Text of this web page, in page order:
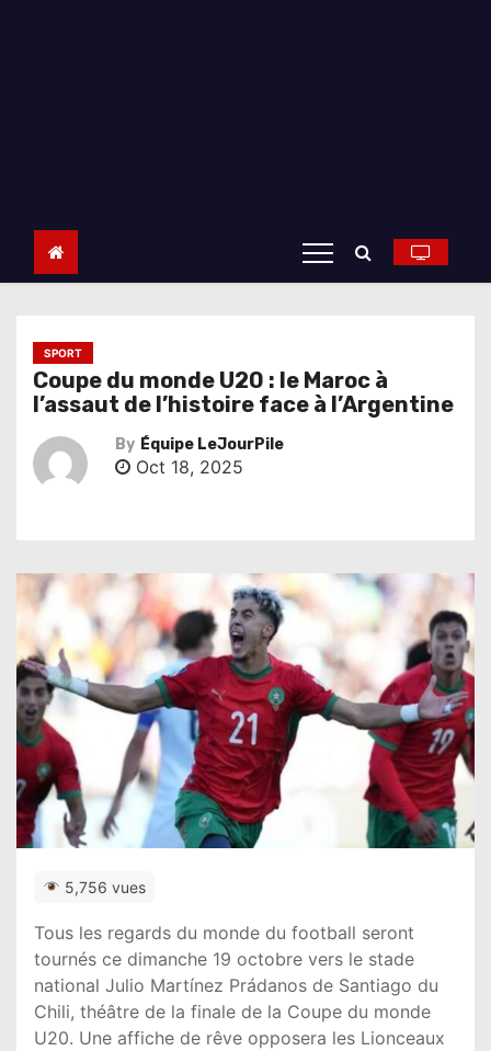
SPORT
Coupe du monde U20 : le Maroc à
l’assaut de l’histoire face à l’Argentine
By Équipe LeJourPile
Oct 18, 2025
5,756 vues
Tous les regards du monde du football seront
tournés ce dimanche 19 octobre vers le stade
national Julio Martínez Prádanos de Santiago du
Chili, théâtre de la finale de la Coupe du monde
U20. Une affiche de rêve opposera les Lionceaux